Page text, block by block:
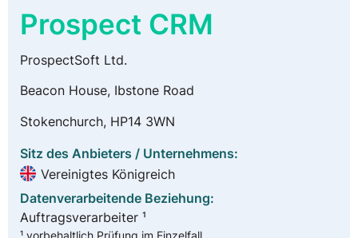
Prospect CRM
ProspectSoft Ltd.
Beacon House, Ibstone Road
Stokenchurch, HP14 3WN
Sitz des Anbieters / Unternehmens:
Vereinigtes Königreich
Datenverarbeitende Beziehung:
Auftragsverarbeiter ¹
¹ vorbehaltlich Prüfung im Einzelfall